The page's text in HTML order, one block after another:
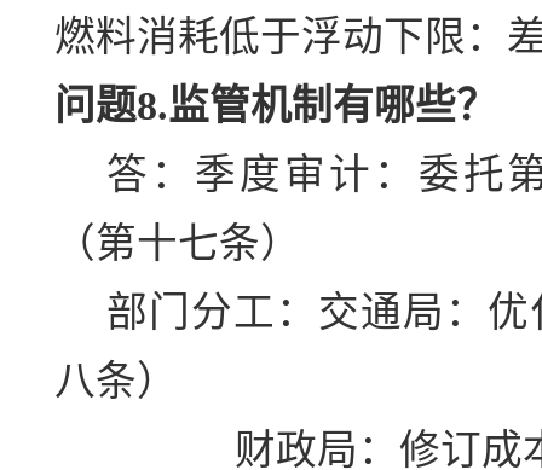
燃料消耗低于浮动下限：
问题8.监管机制有哪些？
答：季度审计：委托
（第十七条）
部门分工：交通局：
八条）
财政局：修订成